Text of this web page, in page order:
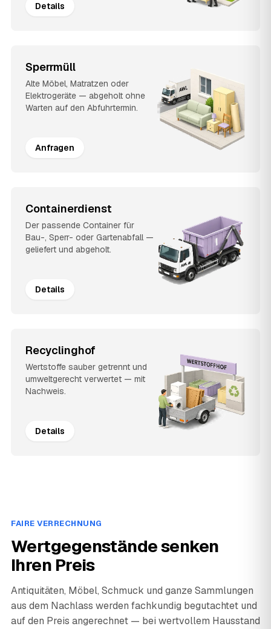
Details
Sperrmüll
Alte Möbel, Matratzen oder
Elektrogeräte — abgeholt ohne
Warten auf den Abfuhrtermin.
Anfragen
Containerdienst
Der passende Container für
Bau-, Sperr- oder Gartenabfall —
geliefert und abgeholt.
Details
Recyclinghof
Wertstoffe sauber getrennt und
umweltgerecht verwertet — mit
Nachweis.
Details
FAIRE VERRECHNUNG
Wertgegenstände senken
Ihren Preis
Antiquitäten, Möbel, Schmuck und ganze Sammlungen
aus dem Nachlass werden fachkundig begutachtet und
auf den Preis angerechnet — bei wertvollem Hausstand